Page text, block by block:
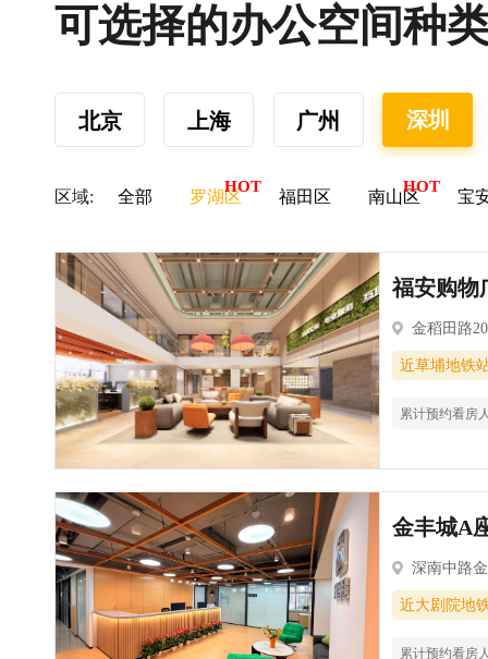
可选择的办公空间种
北京 上海 广州 深圳
区域: 全部 罗湖区 福田区 南山区 宝
福安购物
金稻田路
近草埔地铁
累计预约看房
金丰城A
深南中路
近大剧院地
累计预约看房